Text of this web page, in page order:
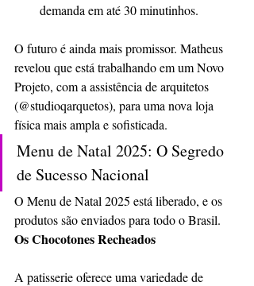
demanda em até 30 minutinhos.
O futuro é ainda mais promissor. Matheus
revelou que está trabalhando em um Novo
Projeto, com a assistência de arquitetos
(@studioqarquetos), para uma nova loja
física mais ampla e sofisticada.
Menu de Natal 2025: O Segredo
de Sucesso Nacional
O Menu de Natal 2025 está liberado, e os
produtos são enviados para todo o Brasil.
Os Chocotones Recheados
A patisserie oferece uma variedade de